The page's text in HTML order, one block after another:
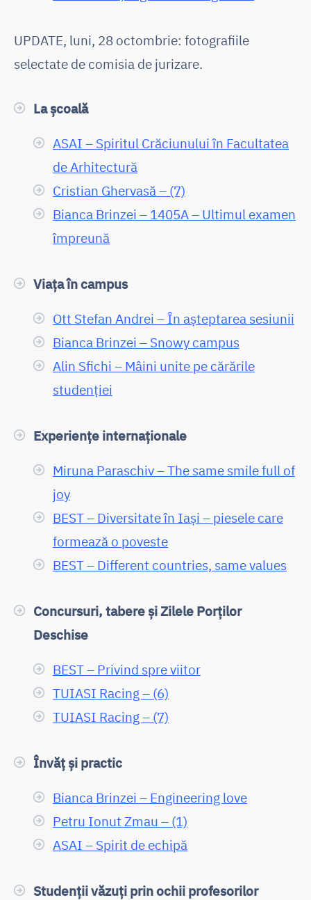
UPDATE, luni, 28 octombrie: fotografiile
selectate de comisia de jurizare.
La școală
ASAI – Spiritul Crăciunului în Facultatea
de Arhitectură
Cristian Ghervasă – (7)
Bianca Brinzei – 1405A – Ultimul examen
împreună
Viața în campus
Ott Stefan Andrei – În așteptarea sesiunii
Bianca Brinzei – Snowy campus
Alin Sfichi – Mâini unite pe cărările
studenției
Experiențe internaționale
Miruna Paraschiv – The same smile full of
joy
BEST – Diversitate în Iași – piesele care
formează o poveste
BEST – Different countries, same values
Concursuri, tabere și Zilele Porților
Deschise
BEST – Privind spre viitor
TUIASI Racing – (6)
TUIASI Racing – (7)
Învăț și practic
Bianca Brinzei – Engineering love
Petru Ionut Zmau – (1)
ASAI – Spirit de echipă
Studenții văzuți prin ochii profesorilor